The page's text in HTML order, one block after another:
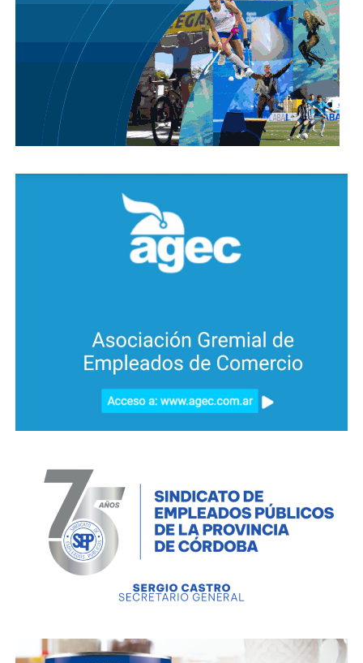
las tareas de vigilancia epidemiológica y el control
vectorial en puntos estratégicos.
En ese sentido, es importante recordar a la
comunidad que, aun con las bajas temperaturas, es
fundamental mantener las medidas de prevención
en el domicilio, con mayor énfasis en la eliminación
de potenciales criaderos de mosquitos , eliminando
viviendas con el recambio de agua en floreros y la
limpieza de bebederos, dado que las larvas y huevos
del mosquito pueden sobrevivir a las bajas
temperaturas esperando los primeros calores de la